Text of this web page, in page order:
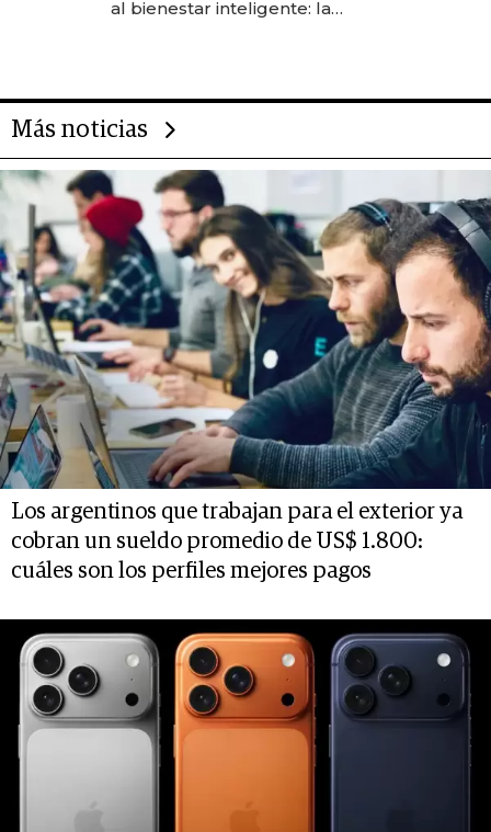
al bienestar inteligente: la
Más noticias
Los argentinos que trabajan para el exterior ya
cobran un sueldo promedio de US$ 1.800:
cuáles son los perfiles mejores pagos